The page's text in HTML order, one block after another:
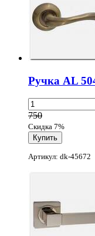
Ручка AL
750
Скидка 7%
Артикул: dk-45672